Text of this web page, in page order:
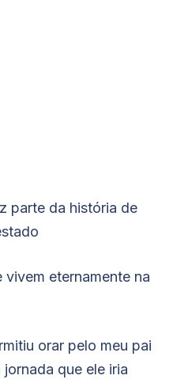
parte da história de
vivem eternamente na
orar pelo meu pai
que ele iria